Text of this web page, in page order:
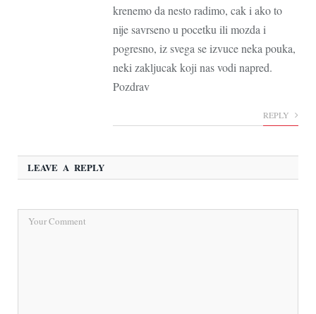
krenemo da nesto radimo, cak i ako to
nije savrseno u pocetku ili mozda i
pogresno, iz svega se izvuce neka pouka,
neki zakljucak koji nas vodi napred.
Pozdrav
REPLY
LEAVE A REPLY